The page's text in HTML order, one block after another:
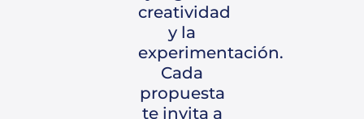
creatividad
y la
experimentación.
Cada
propuesta
te invita a